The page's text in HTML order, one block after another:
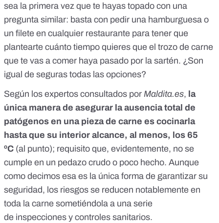
sea la primera vez que te hayas topado con una
pregunta similar: basta con pedir una hamburguesa o
un filete en cualquier restaurante para tener que
plantearte cuánto tiempo quieres que el trozo de carne
que te vas a comer haya pasado por la sartén. ¿Son
igual de seguras todas las opciones?
Según los expertos consultados por Maldita.es, la
única manera de asegurar la ausencia total de
patógenos en una pieza de carne es cocinarla
hasta que su interior alcance, al menos, los 65
ºC (al punto); requisito que, evidentemente, no se
cumple en un pedazo crudo o poco hecho. Aunque
como decimos esa es la única forma de garantizar su
seguridad, los riesgos se reducen notablemente en
toda la carne sometiéndola a una serie
de inspecciones y controles sanitarios.